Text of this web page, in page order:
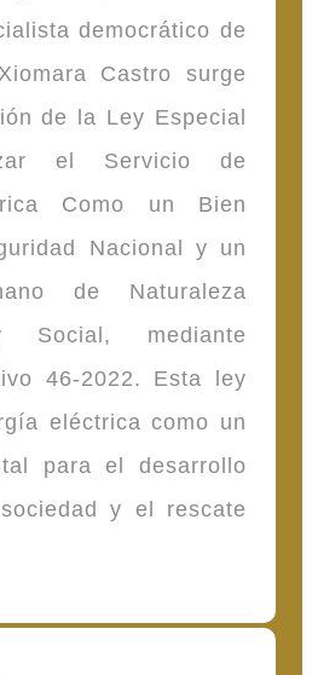
democrático de
Castro surge
de la Ley Especial
el Servicio de
Como un Bien
Nacional y un
de Naturaleza
Social, mediante
46-2022. Esta ley
eléctrica como un
para el desarrollo
y el rescate